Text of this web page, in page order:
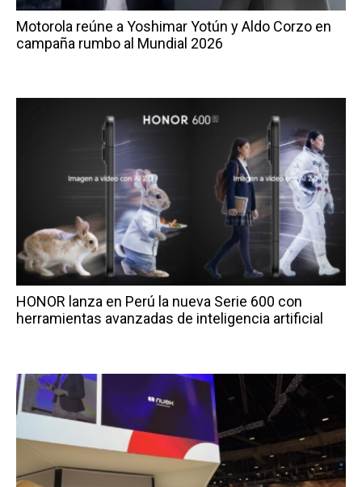
Motorola reúne a Yoshimar Yotún y Aldo Corzo en
campaña rumbo al Mundial 2026
HONOR lanza en Perú la nueva Serie 600 con
herramientas avanzadas de inteligencia artificial